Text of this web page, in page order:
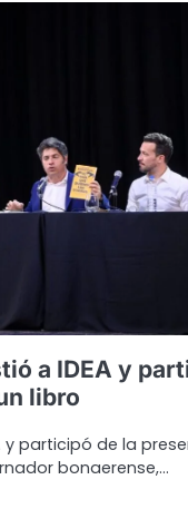
a IDEA y
libro
y participó de la
bonaerense,…